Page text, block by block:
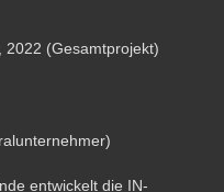
2022 (Gesamtprojekt)
entwickelt die IN-